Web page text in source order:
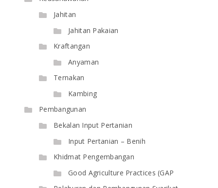
Jahitan
Jahitan Pakaian
Kraftangan
Anyaman
Ternakan
Kambing
Pembangunan
Bekalan Input Pertanian
Input Pertanian – Benih
Khidmat Pengembangan
Good Agriculture Practices (GAP